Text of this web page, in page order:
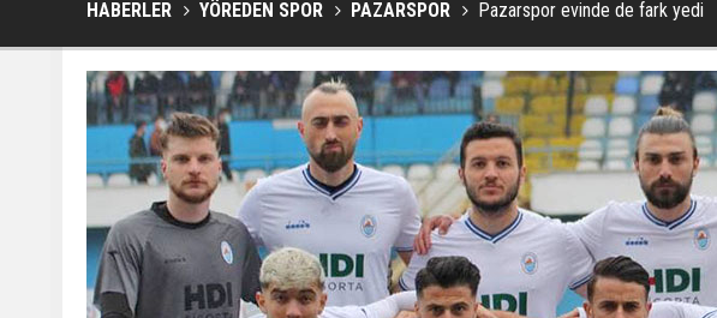
HABERLER YÖREDEN SPOR PAZARSPOR Pazarspor evinde de fark yedi